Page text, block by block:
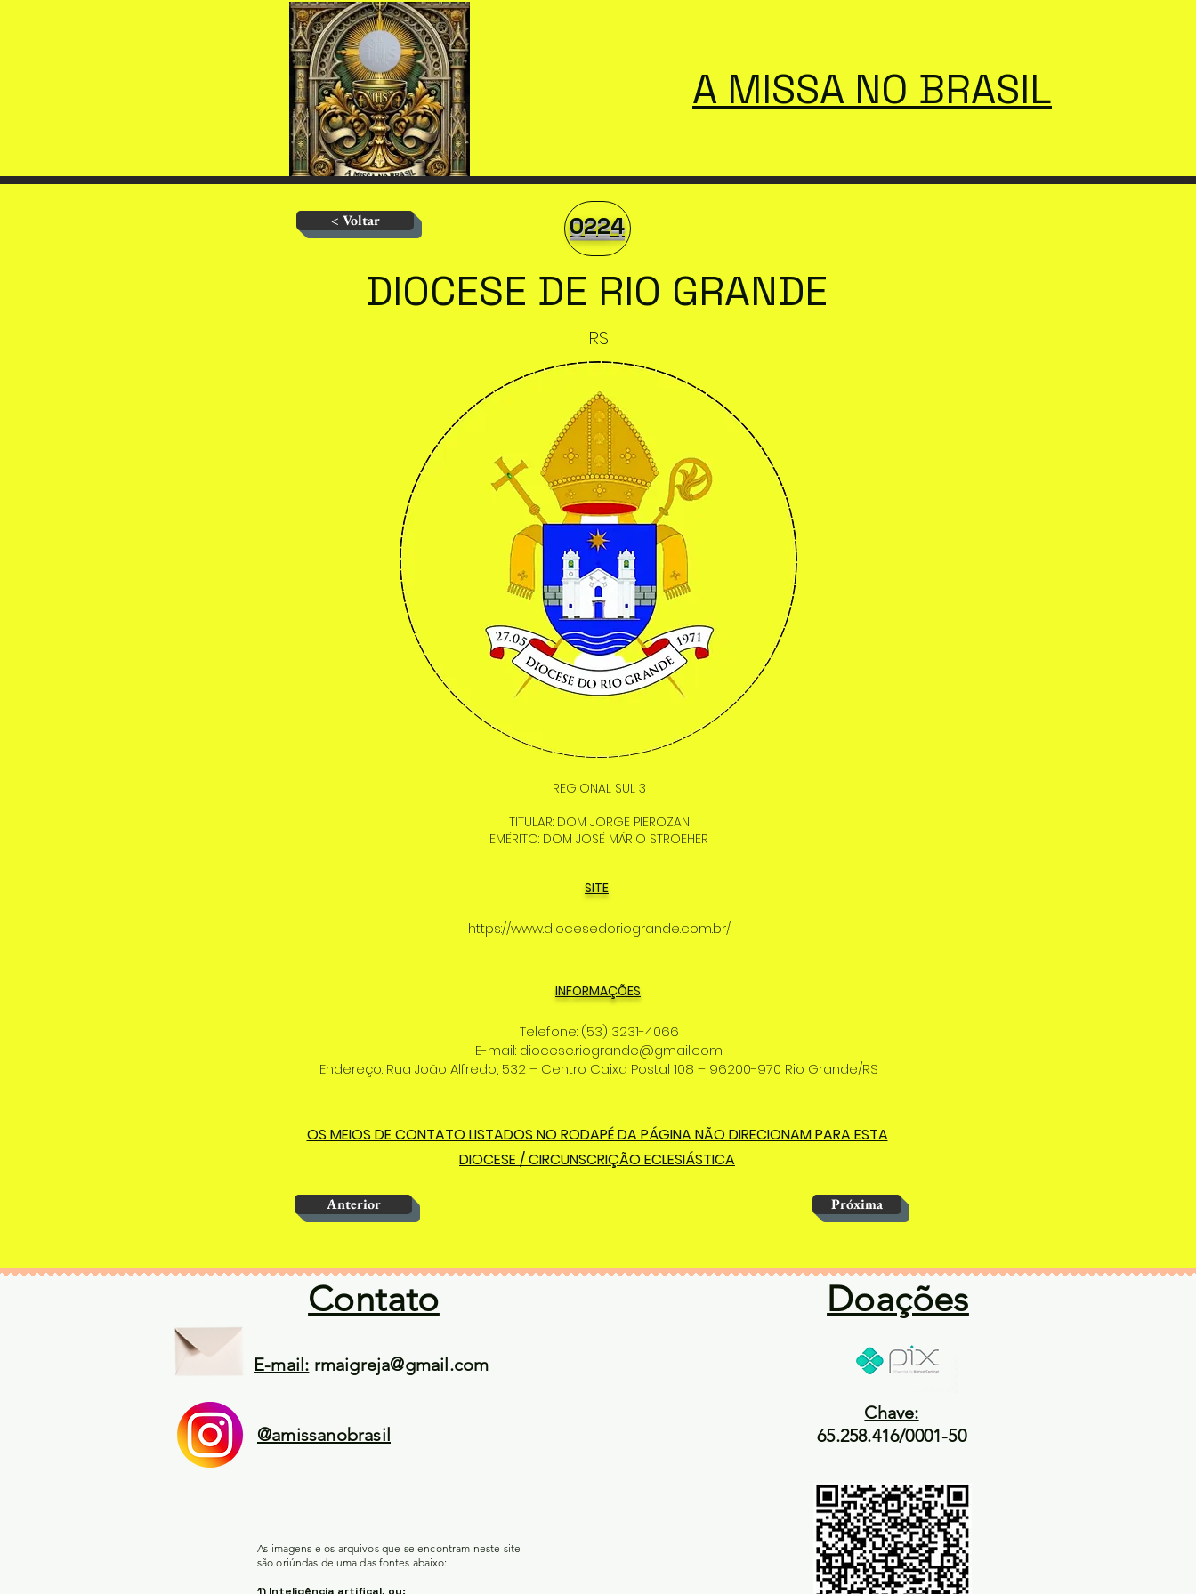
A MISSA NO BRASIL
< Voltar 0224
DIOCESE DE RIO GRANDE
RS
REGIONAL SUL 3
TITULAR: DOM JORGE PIEROZAN
EMÉRITO: DOM JOSÉ MÁRIO STROEHER
SITE
https://www.diocesedoriogrande.com.br/
INFORMAÇÕES
Telefone: (53) 3231-4066
E-mail: diocese.riogrande@gmail.com
Endereço: Rua João Alfredo, 532 – Centro Caixa Postal 108 – 96200-970 Rio Grande/RS
OS MEIOS DE CONTATO LISTADOS NO RODAPÉ DA PÁGINA NÃO DIRECIONAM PARA ESTA
DIOCESE / CIRCUNSCRIÇÃO ECLESIÁSTICA
Anterior Próxima
Contato
E-mail: rmaigreja@gmail.com
@amissanobrasil
As imagens e os arquivos que se encontram neste site
são oriúndas de uma das fontes abaixo:
Doações
Chave:
65.258.416/0001-50